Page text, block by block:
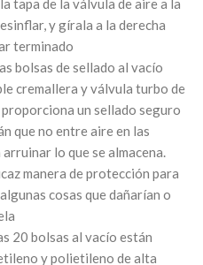
tapa de la válvula de aire a la
y gírala a la derecha
terminado
bolsas de sellado al vacío
cremallera y válvula turbo de
un sellado seguro
que no entre aire en las
lo que se almacena.
manera de protección para
cosas que dañarían o
20 bolsas al vacío están
y polietileno de alta